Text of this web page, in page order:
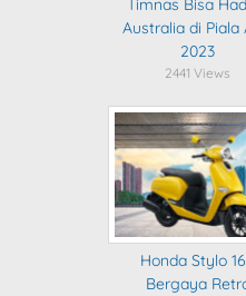
Timnas Bisa
Australia di Piala
2023
2441 Views
Honda Stylo
Bergaya